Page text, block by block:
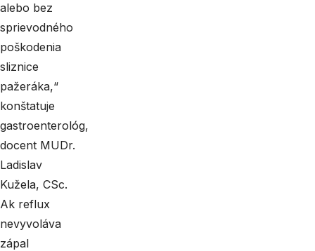
alebo bez
sprievodného
poškodenia
sliznice
pažeráka,“
konštatuje
gastroenterológ,
docent MUDr.
Ladislav
Kužela, CSc.
Ak reflux
nevyvoláva
zápal